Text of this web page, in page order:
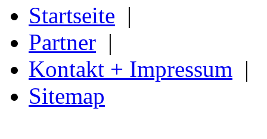
Startseite |
Partner |
Kontakt + Impressum |
Sitemap